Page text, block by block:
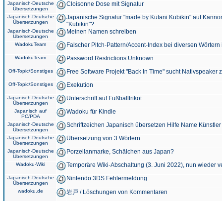
Japanisch-Deutsche
Übersetzungen
Cloisonne Dose mit Signatur
Japanisch-Deutsche
Übersetzungen
Japanische Signatur "made by Kutani Kubikin" auf
"Kubikin"?
Japanisch-Deutsche
Übersetzungen
Meinen Namen schreiben
WadokuTeam Falscher Pitch-Pattern/Accent-Index bei diversen
WadokuTeam Password Restrictions Unknown
Off-Topic/Sonstiges Free Software Projekt "Back In Time" sucht Nativspeaker
Off-Topic/Sonstiges Exekution
Japanisch-Deutsche
Übersetzungen
Unterschrift auf Fußballtrikot
Japanisch auf
PC/PDA
Wadoku für Kindle
Japanisch-Deutsche
Übersetzungen
Schriftzeichen Japanisch übersetzen Hilfe Name
Japanisch-Deutsche
Übersetzungen
Übersetzung von 3 Wörtern
Japanisch-Deutsche
Übersetzungen
Porzellanmarke, Schälchen aus Japan?
Wadoku-Wiki Temporäre Wiki-Abschaltung (3. Juni 2022), nun wieder
Japanisch-Deutsche
Übersetzungen
Nintendo 3DS Fehlermeldung
wadoku.de 岩戸 / Löschungen von Kommentaren